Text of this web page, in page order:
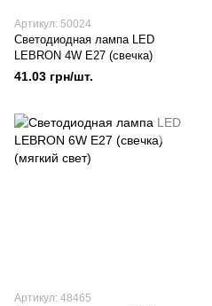
Артикул: 50024
Светодиодная лампа LED
LEBRON 4W E27 (свечка)
41.03 грн/шт.
Артикул: 48465